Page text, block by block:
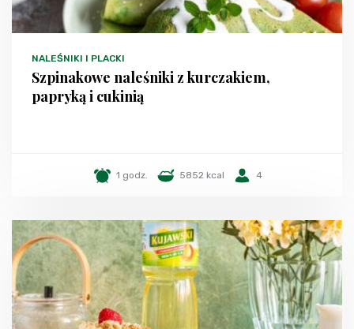
NALEŚNIKI I PLACKI
Szpinakowe naleśniki z kurczakiem,
papryką i cukinią
1 godz. 5852 kcal 4